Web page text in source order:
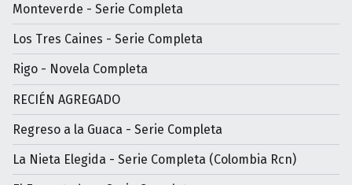
Monteverde - Serie Completa
Los Tres Caines - Serie Completa
Rigo - Novela Completa
RECIÉN AGREGADO
Regreso a la Guaca - Serie Completa
La Nieta Elegida - Serie Completa (Colombia Rcn)